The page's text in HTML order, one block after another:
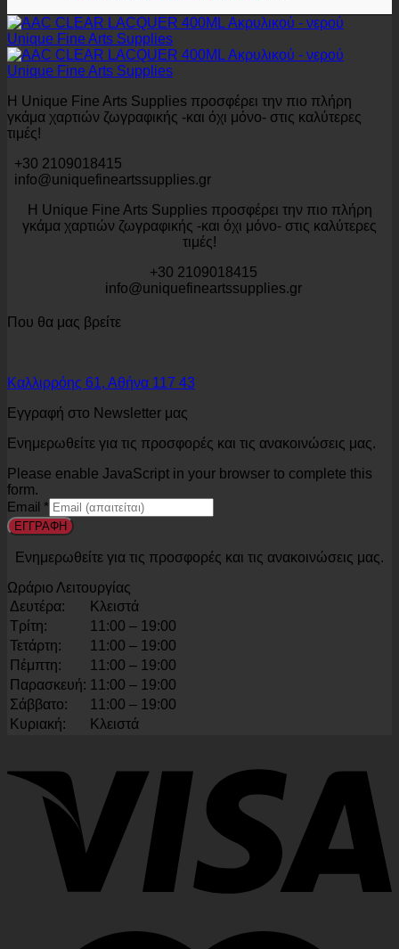
Η Unique Fine Arts Supplies προσφέρει την πιο πλήρη
γκάμα χαρτιών ζωγραφικής -και όχι μόνο- στις καλύτερες
τιμές!
+30 2109018415
info@uniquefineartssupplies.gr
Η Unique Fine Arts Supplies προσφέρει την πιο πλήρη
γκάμα χαρτιών ζωγραφικής -και όχι μόνο- στις καλύτερες
τιμές!
+30 2109018415
info@uniquefineartssupplies.gr
Που θα μας βρείτε
Καλλιρρόης 61, Αθήνα 117 43
Εγγραφή στο Newsletter μας
Ενημερωθείτε για τις προσφορές και τις ανακοινώσεις μας.
Please enable JavaScript in your browser to complete this
form.
Email *
ΕΓΓΡΑΦΗ
Ενημερωθείτε για τις προσφορές και τις ανακοινώσεις μας.
Ωράριο Λειτουργίας
Δευτέρα:
Κλειστά
Τρίτη:
11:00 – 19:00
Τετάρτη:
11:00 – 19:00
Πέμπτη:
11:00 – 19:00
Παρασκευή: 11:00 – 19:00
Σάββατο:
11:00 – 19:00
Κυριακή:
Κλειστά